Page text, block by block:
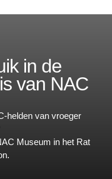
in de
van NAC
helden van vroeger
Museum in het Rat